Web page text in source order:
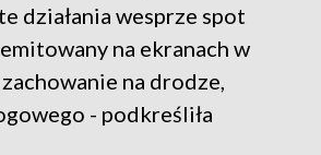
działania wesprze spot
na ekranach w
na drodze,
- podkreśliła